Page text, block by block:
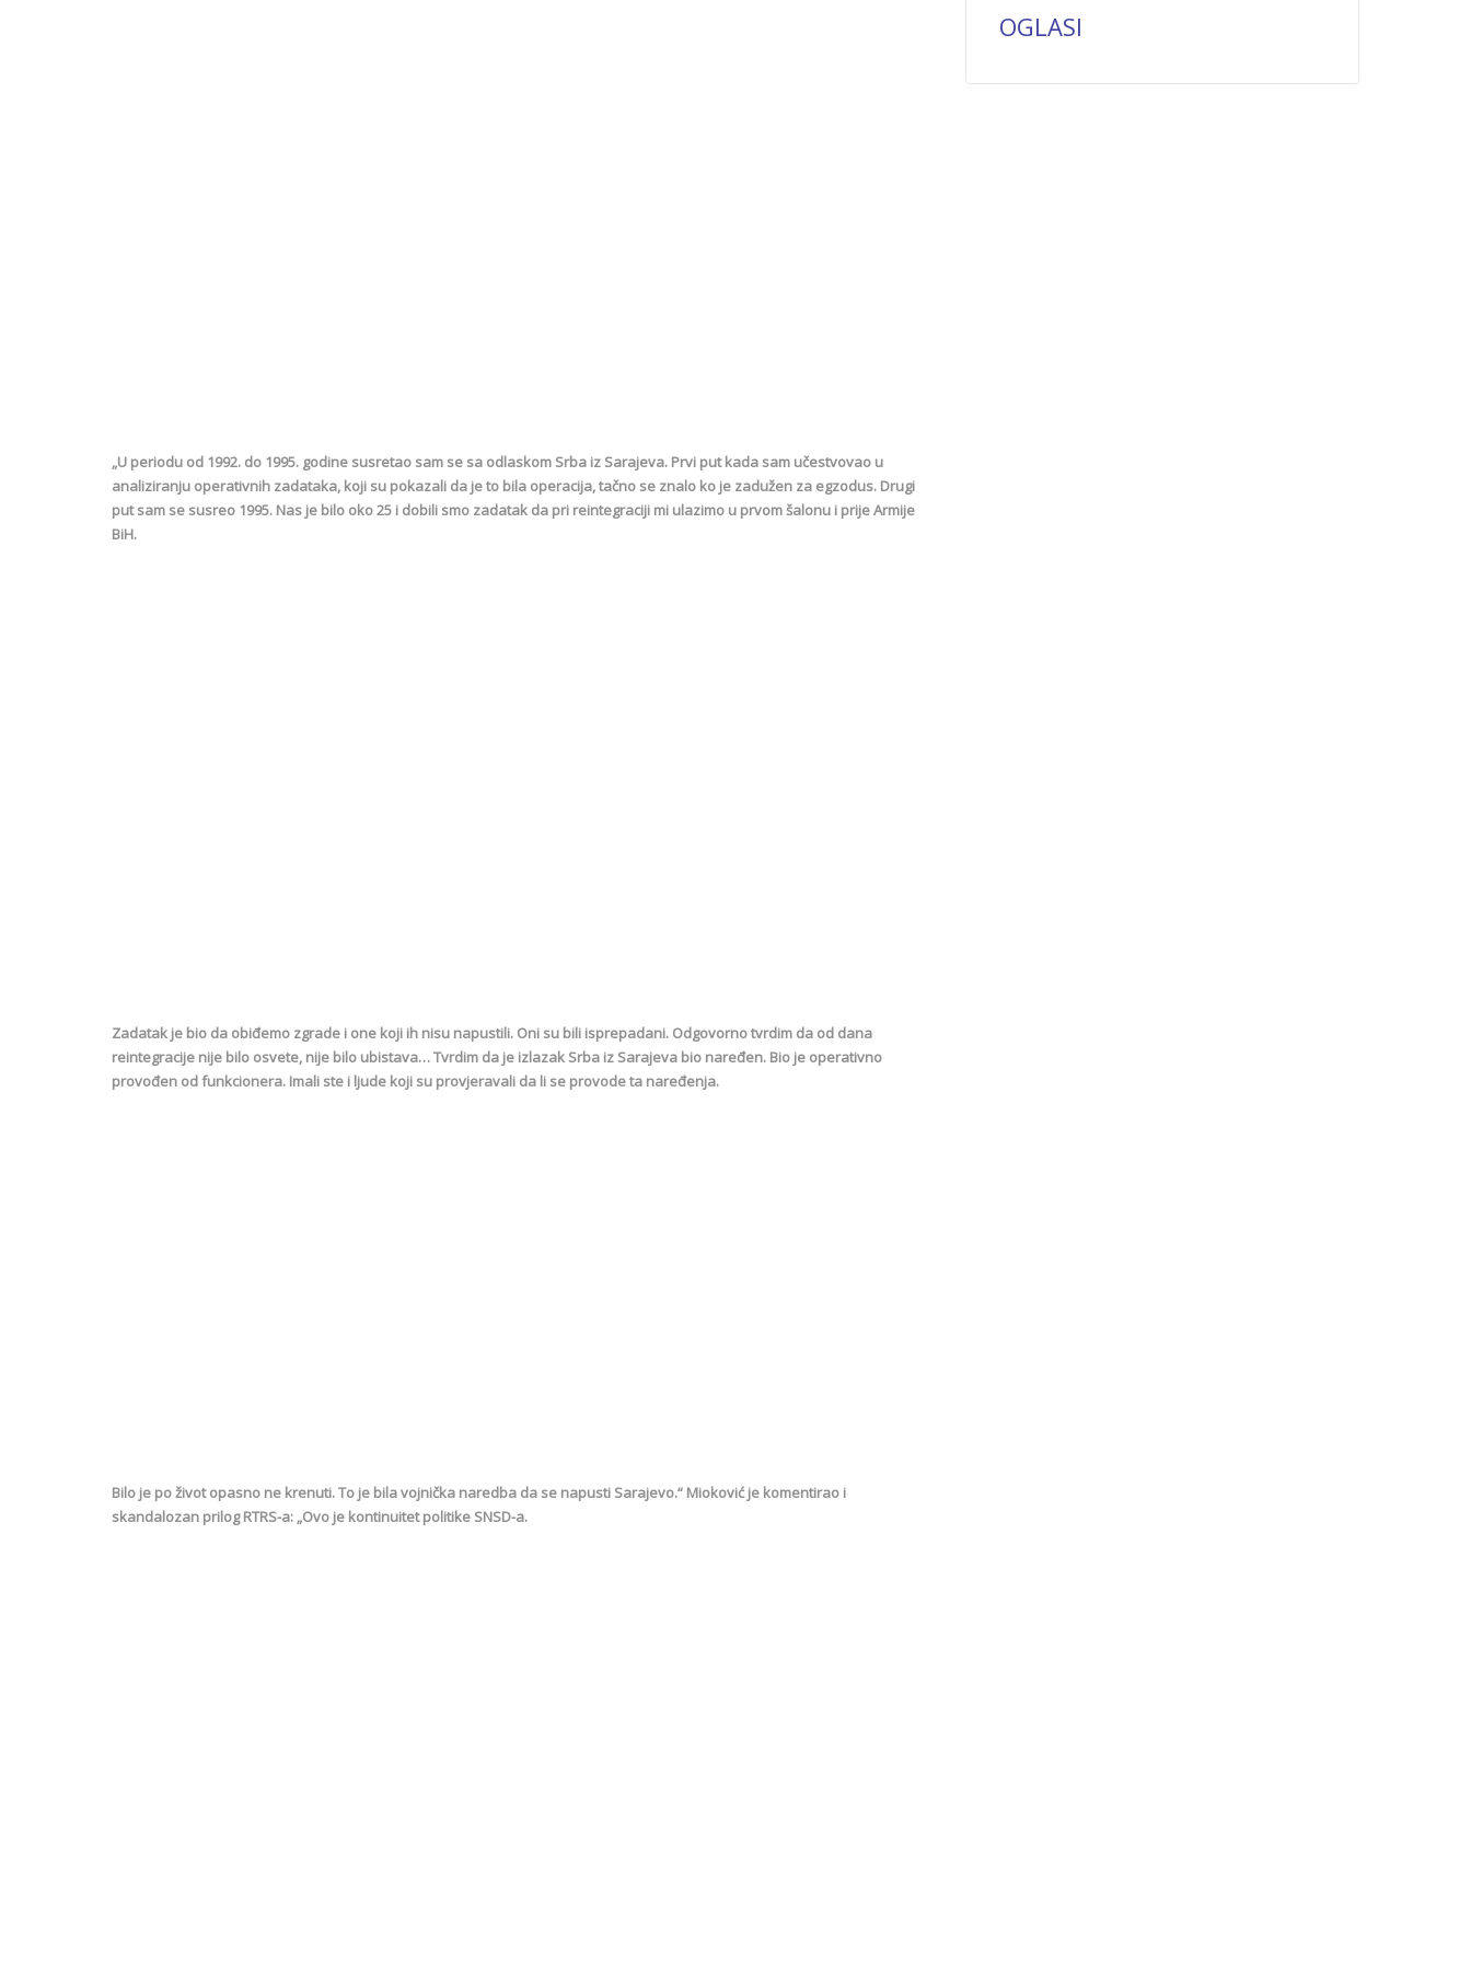
„U periodu od 1992. do 1995. godine susretao sam se sa odlaskom Srba iz Sarajeva. Prvi put kada sam učestvovao u
analiziranju operativnih zadataka, koji su pokazali da je to bila operacija, tačno se znalo ko je zadužen za egzodus. Drugi
put sam se susreo 1995. Nas je bilo oko 25 i dobili smo zadatak da pri reintegraciji mi ulazimo u prvom šalonu i prije Armije
BiH.
Zadatak je bio da obiđemo zgrade i one koji ih nisu napustili. Oni su bili isprepadani. Odgovorno tvrdim da od dana
reintegracije nije bilo osvete, nije bilo ubistava… Tvrdim da je izlazak Srba iz Sarajeva bio naređen. Bio je operativno
provođen od funkcionera. Imali ste i ljude koji su provjeravali da li se provode ta naređenja.
Bilo je po život opasno ne krenuti. To je bila vojnička naredba da se napusti Sarajevo.“ Mioković je komentirao i
skandalozan prilog RTRS-a: „Ovo je kontinuitet politike SNSD-a.
OGLASI